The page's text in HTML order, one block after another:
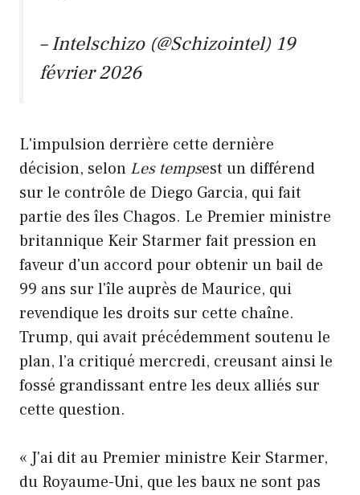
– Intelschizo (@Schizointel) 19
février 2026
L'impulsion derrière cette dernière
décision, selon Les tempsest un différend
sur le contrôle de Diego Garcia, qui fait
partie des îles Chagos. Le Premier ministre
britannique Keir Starmer fait pression en
faveur d'un accord pour obtenir un bail de
99 ans sur l'île auprès de Maurice, qui
revendique les droits sur cette chaîne.
Trump, qui avait précédemment soutenu le
plan, l’a critiqué mercredi, creusant ainsi le
fossé grandissant entre les deux alliés sur
cette question.
« J'ai dit au Premier ministre Keir Starmer,
du Royaume-Uni, que les baux ne sont pas